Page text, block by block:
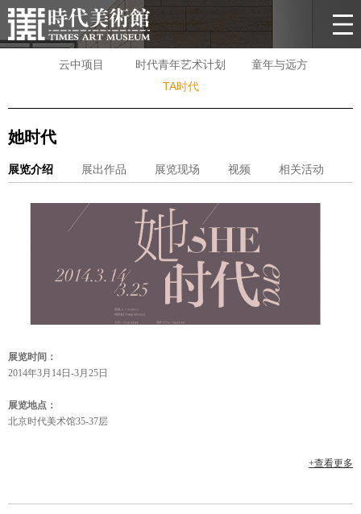
云中项目 时代青年艺术计划
童年与远方
TA时代
她时代
展览介绍 展出作品 展览现场 视频 相关活动
展览时间：
2014年3月14日-3月25日
展览地点：
北京时代美术馆35-37层
协办：
+查看更多